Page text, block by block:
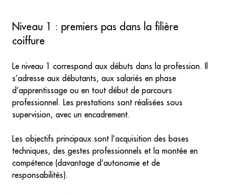
Niveau 1 : premiers pas dans la filière
coiffure
Le niveau 1 correspond aux débuts dans la profession. Il
s’adresse aux débutants, aux salariés en phase
d’apprentissage ou en tout début de parcours
professionnel. Les prestations sont réalisées sous
supervision, avec un encadrement.
Les objectifs principaux sont l’acquisition des bases
techniques, des gestes professionnels et la montée en
compétence (davantage d’autonomie et de
responsabilités).